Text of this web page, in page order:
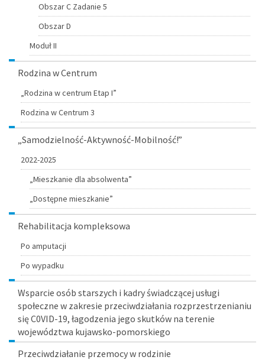
Obszar C Zadanie 5
Obszar D
Moduł II
Rodzina w Centrum
„Rodzina w centrum Etap I”
Rodzina w Centrum 3
„Samodzielność-Aktywność-Mobilność!”
2022-2025
„Mieszkanie dla absolwenta”
„Dostępne mieszkanie”
Rehabilitacja kompleksowa
Po amputacji
Po wypadku
Wsparcie osób starszych i kadry świadczącej usługi
społeczne w zakresie przeciwdziałania rozprzestrzenianiu
się C0VID-19, łagodzenia jego skutków na terenie
województwa kujawsko-pomorskiego
Przeciwdziałanie przemocy w rodzinie